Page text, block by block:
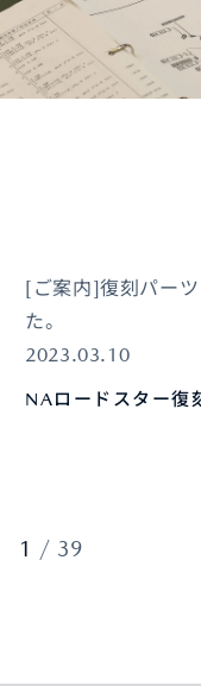
マツダを知る
リコール情報
お問合せ/FAQ
[ご案内]復刻パー
た。
2023.03.10
NAロードスター復
1 / 39